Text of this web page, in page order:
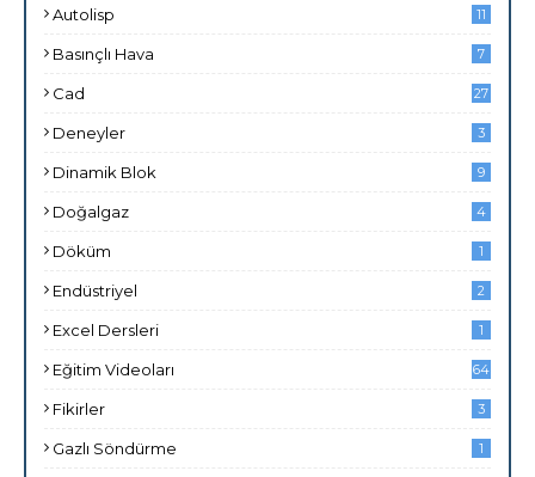
Autolisp 11
Basınçlı Hava 7
Cad 27
Deneyler 3
Dinamik Blok 9
Doğalgaz 4
Döküm 1
Endüstriyel 2
Excel Dersleri 1
Eğitim Videoları 64
Fikirler 3
Gazlı Söndürme 1